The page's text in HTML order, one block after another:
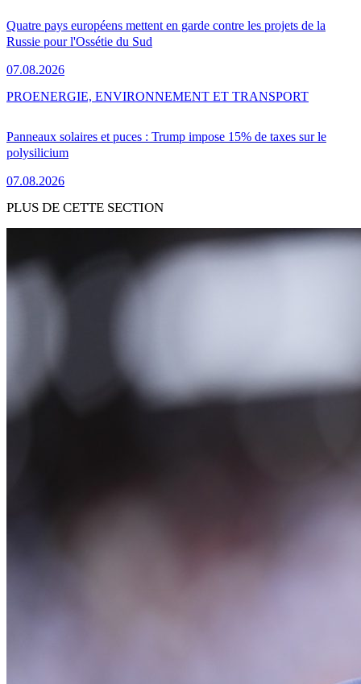
Quatre pays européens mettent en garde contre les projets de la
Russie pour l'Ossétie du Sud
07.08.2026
Panneaux solaires et puces : Trump impose 15% de taxes sur le
polysilicium
07.08.2026
PROENERGIE, ENVIRONNEMENT ET TRANSPORT
PLUS DE CETTE SECTION